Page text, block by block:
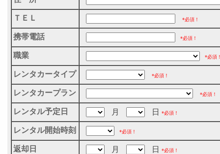
ＴＥＬ *必須！
携帯電話 *必須！
職業 *必須！
レンタカータイプ *必須！
レンタカープラン *必須！
レンタル予定日 月 日 *必須！
レンタル開始時刻 *必須！
返却日 月 日 *必須！